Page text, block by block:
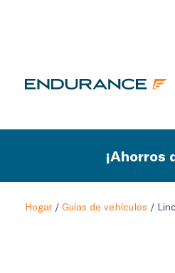
¡Ahorros
Hogar/ Guías de vehículos /